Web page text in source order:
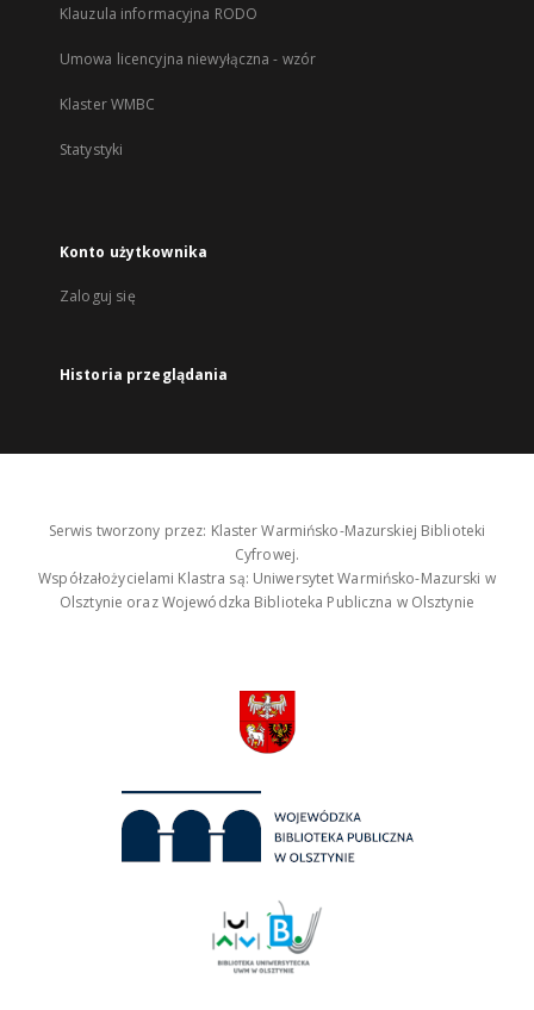
Klauzula informacyjna RODO
Umowa licencyjna niewyłączna - wzór
Klaster WMBC
Statystyki
Konto użytkownika
Zaloguj się
Historia przeglądania
Serwis tworzony przez: Klaster Warmińsko-Mazurskiej Biblioteki
Cyfrowej.
Współzałożycielami Klastra są: Uniwersytet Warmińsko-Mazurski w
Olsztynie oraz Wojewódzka Biblioteka Publiczna w Olsztynie